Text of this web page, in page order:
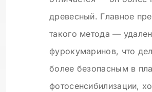
древесный. Главное
такого метода —
фурокумаринов, что
более безопасным в
фотосенсибилизации,